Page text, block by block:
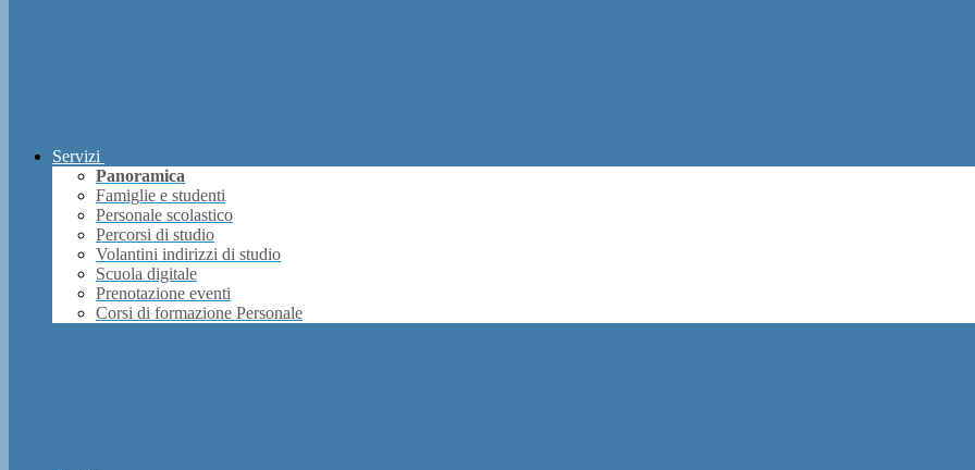
Servizi
Panoramica
Famiglie e studenti
Personale scolastico
Percorsi di studio
Volantini indirizzi di studio
Scuola digitale
Prenotazione eventi
Corsi di formazione Personale